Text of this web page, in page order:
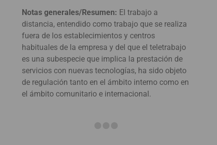
Notas generales/Resumen: El trabajo a
distancia, entendido como trabajo que se realiza
fuera de los establecimientos y centros
habituales de la empresa y del que el teletrabajo
es una subespecie que implica la prestación de
servicios con nuevas tecnologías, ha sido objeto
de regulación tanto en el ámbito interno como en
el ámbito comunitario e internacional.